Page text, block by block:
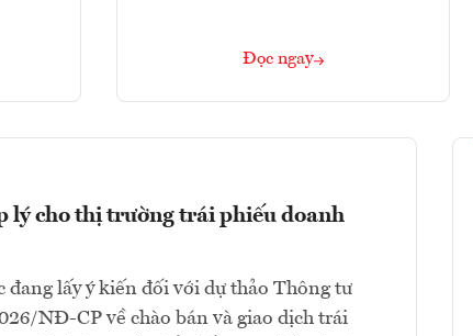
Đọc ngay
lý cho thị trường trái phiếu doanh
đang lấy ý kiến đối với dự thảo Thông tư
NĐ-CP về chào bán và giao dịch trái